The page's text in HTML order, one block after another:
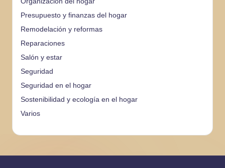
Presupuesto y finanzas del hogar
Remodelación y reformas
Reparaciones
Salón y estar
Seguridad
Seguridad en el hogar
Sostenibilidad y ecología en el hogar
Varios